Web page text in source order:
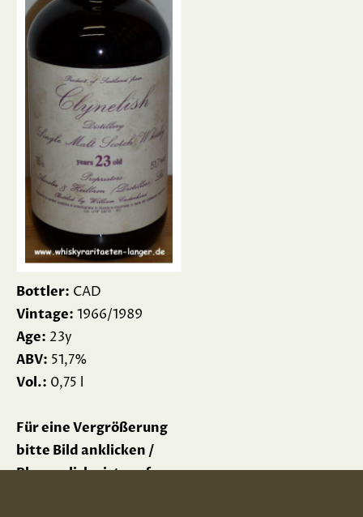
Bottler: CAD
Vintage: 1966/1989
Age: 23y
ABV: 51,7%
Vol.: 0,75 l
Für eine Vergrößerung
bitte Bild anklicken /
Please click picture for